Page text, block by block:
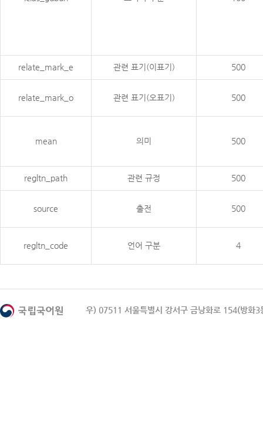
relate_mark_e 관련 표기(이표기) 500
relate_mark_o 관련 표기(오표기) 500
mean 의미 500
regltn_path 관련 규정 500
source 출전 500
regltn_code 언어 구분 4
우) 07511 서울특별시 강서구 금낭화로 154(방화3